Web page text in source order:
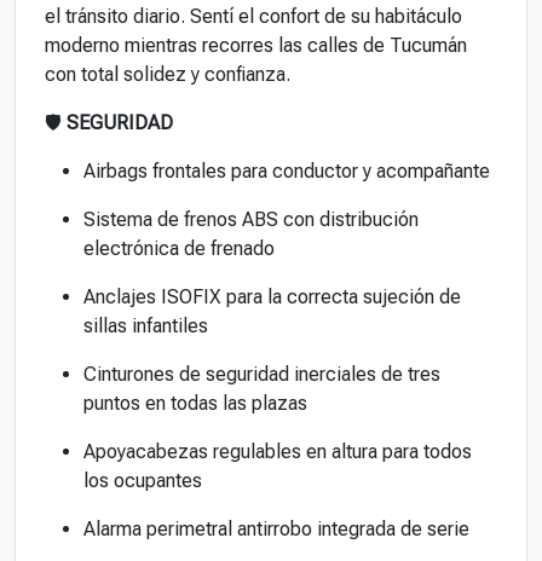
el tránsito diario. Sentí el confort de su habitáculo
moderno mientras recorres las calles de Tucumán
con total solidez y confianza.
🛡️ SEGURIDAD
Airbags frontales para conductor y acompañante
Sistema de frenos ABS con distribución
electrónica de frenado
Anclajes ISOFIX para la correcta sujeción de
sillas infantiles
Cinturones de seguridad inerciales de tres
puntos en todas las plazas
Apoyacabezas regulables en altura para todos
los ocupantes
Alarma perimetral antirrobo integrada de serie